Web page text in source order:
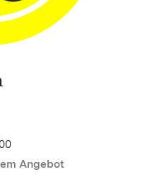
Angebot